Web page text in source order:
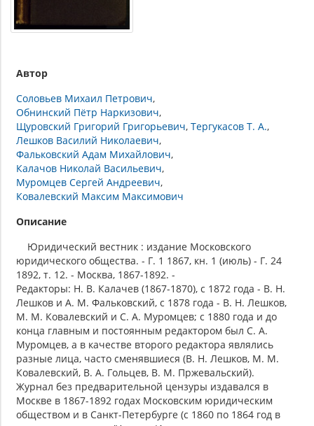
Автор
Соловьев Михаил Петрович
Обнинский Пётр Наркизович
Щуровский Григорий Григорьевич Тергукасов Т. А.
Лешков Василий Николаевич
Фальковский Адам Михайлович
Калачов Николай Васильевич
Муромцев Сергей Андреевич
Ковалевский Максим Максимович
Описание
Юридический вестник : издание Московского
юридического общества. - Г. 1 1867, кн. 1 (июль) - Г. 24
1892, т. 12. - Москва, 1867-1892. -
Редакторы: Н. В. Калачев (1867-1870), с 1872 года - В. Н.
Лешков и А. М. Фальковский, с 1878 года - В. Н. Лешков,
М. М. Ковалевский и С. А. Муромцев; с 1880 года и до
конца главным и постоянным редактором был С. А.
Муромцев, а в качестве второго редактора являлись
разные лица, часто сменявшиеся (В. Н. Лешков, М. М.
Ковалевский, В. А. Гольцев, В. М. Пржевальский).
Журнал без предварительной цензуры издавался в
Москве в 1867-1892 годах Московским юридическим
обществом и в Санкт-Петербурге (с 1860 по 1864 год в